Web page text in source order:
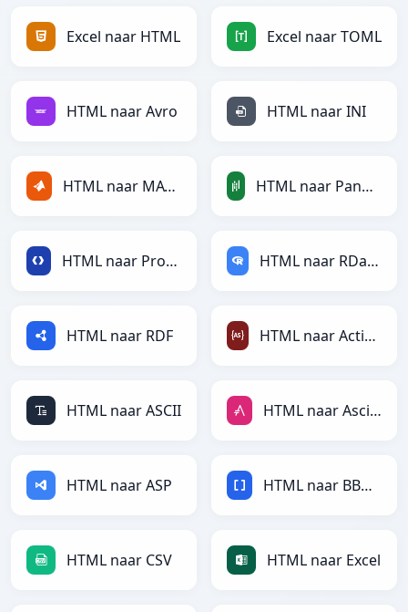
Excel naar HTML Excel naar TOML
HTML naar Avro HTML naar INI
HTML naar MATLAB HTML naar PandasDataFrame
HTML naar Protobuf HTML naar RDataFrame
HTML naar RDF HTML naar ActionScript
HTML naar ASCII HTML naar AsciiDoc
HTML naar ASP HTML naar BBCode
HTML naar CSV HTML naar Excel